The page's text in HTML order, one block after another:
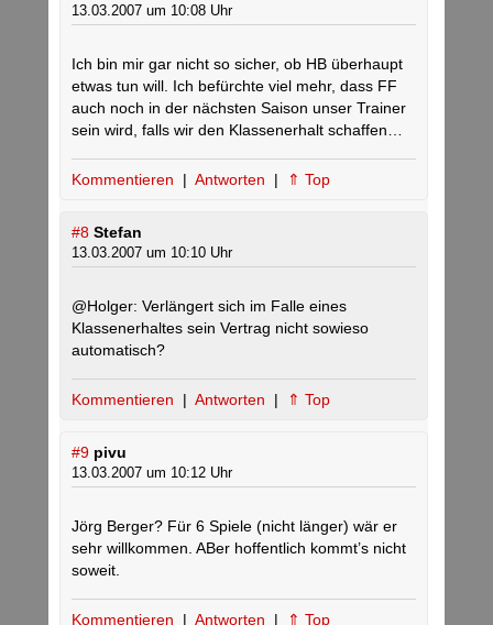
13.03.2007 um 10:08 Uhr
Ich bin mir gar nicht so sicher, ob HB überhaupt
etwas tun will. Ich befürchte viel mehr, dass FF
auch noch in der nächsten Saison unser Trainer
sein wird, falls wir den Klassenerhalt schaffen…
Kommentieren | Antworten | ⇑ Top
#8 Stefan
13.03.2007 um 10:10 Uhr
@Holger: Verlängert sich im Falle eines
Klassenerhaltes sein Vertrag nicht sowieso
automatisch?
Kommentieren | Antworten | ⇑ Top
#9 pivu
13.03.2007 um 10:12 Uhr
Jörg Berger? Für 6 Spiele (nicht länger) wär er
sehr willkommen. ABer hoffentlich kommt’s nicht
soweit.
Kommentieren | Antworten | ⇑ Top